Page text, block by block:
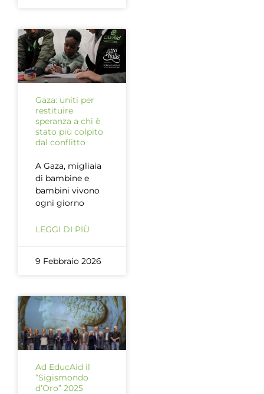
Gaza: uniti per
restituire
speranza a chi è
stato più colpito
dal conflitto
A Gaza, migliaia
di bambine e
bambini vivono
ogni giorno
LEGGI DI PIÙ
9 Febbraio 2026
Ad EducAid il
“Sigismondo
d’Oro” 2025